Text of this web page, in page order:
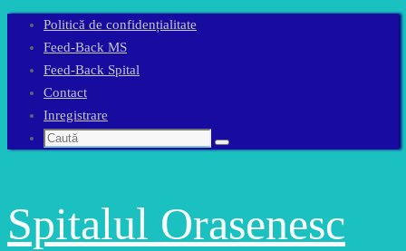
conținut
Politică de confidențialitate
Feed-Back MS
Feed-Back Spital
Contact
Inregistrare
Caută
Caută
Spitalul Orasenesc